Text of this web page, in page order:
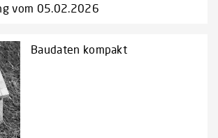
vom 05.02.2026
Baudaten kompakt